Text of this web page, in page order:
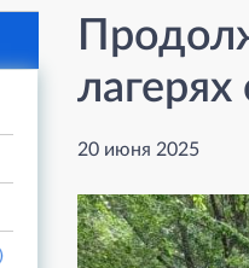
20 июня 2025